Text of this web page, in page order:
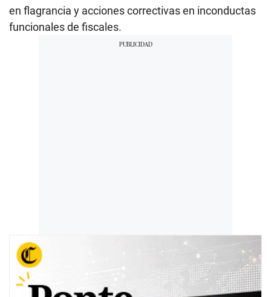
en flagrancia y acciones correctivas en inconductas
funcionales de fiscales.